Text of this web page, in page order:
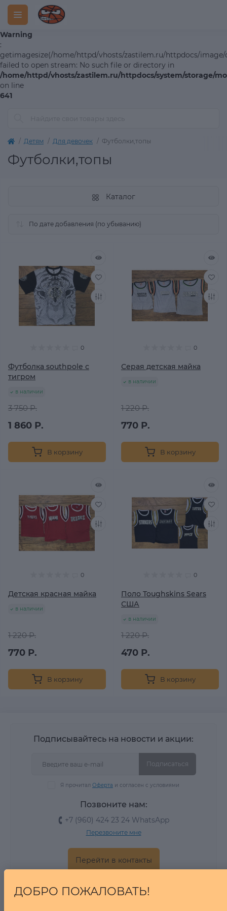
Warning
:
getimagesize(/home/httpd/vhosts/zastilem.ru/httpdocs/image/
failed to open stream: No such file or directory in
/home/httpd/vhosts/zastilem.ru/httpdocs/system/storage/
on line
641
Детям Для девочек Футболки,топы
Футболки,топы
Каталог
0
Футболка southpole с
тигром
в наличии
3 750 Р.
1 860 Р.
В корзину
0
Серая детская майка
в наличии
1 220 Р.
770 Р.
В корзину
0
Детская красная майка
в наличии
1 220 Р.
770 Р.
В корзину
0
Поло Toughskins Sears
США
в наличии
1 220 Р.
470 Р.
В корзину
Подписывайтесь на новости и акции:
Подписаться
Я прочитал Оферта и согласен с условиями
Позвоните нам:
+7 (960) 424 23 24 WhatsApp
Перезвоните мне
Перейти в контакты
ДОБРО ПОЖАЛОВАТЬ!